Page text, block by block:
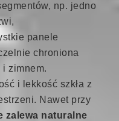
np. jedno
panele
chroniona
i zimnem.
i lekkość szkła z
Nawet przy
zalewa naturalne